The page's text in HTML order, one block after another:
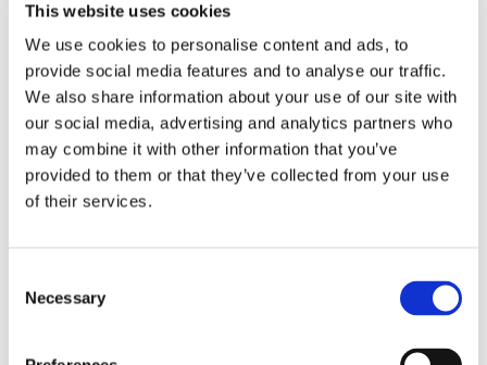
This website uses cookies
We use cookies to personalise content and ads, to
provide social media features and to analyse our traffic.
We also share information about your use of our site with
our social media, advertising and analytics partners who
may combine it with other information that you’ve
provided to them or that they’ve collected from your use
of their services.
Selection
Necessary
torde räcka till bara det blir en jämn
fördelning. Nu finns det tillfällen då över
200 försöker komma ut samtidigt och
det går inte. Sedan finns det perioder då
man har svårt att få praktikanter
ombord.
med att praktikkvarnen kan inleda sin